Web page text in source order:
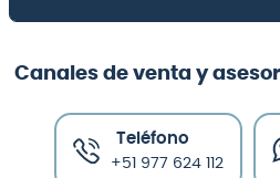
Canales de venta y
Teléfono
+51 977 624 112